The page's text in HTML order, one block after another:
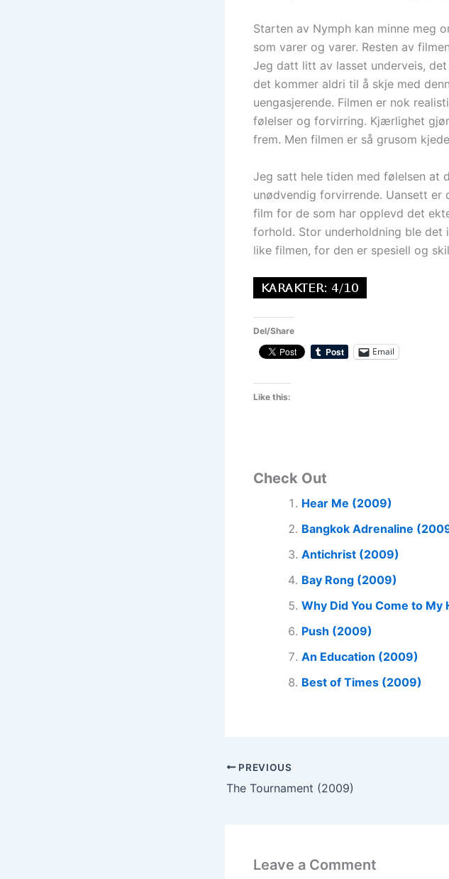
Starten av Nymph kan minne meg
som varer og varer. Resten av
Jeg datt litt av lasset underveis,
det kommer aldri til å skje med
uengasjerende. Filmen er nok
følelser og forvirring. Kjærlighet
frem. Men filmen er så grusom
Jeg satt hele tiden med følelsen at
unødvendig forvirrende. Uansett er
film for de som har opplevd det
forhold. Stor underholdning ble det
like filmen, for den er spesiell og
Del/Share
Email
Like this:
Check Out
Hear Me (2009)
Bangkok Adrenaline
Antichrist (2009)
Bay Rong (2009)
Why Did You Come to My
Push (2009)
An Education (2009)
Best of Times (2009)
PREVIOUS
The Tournament (2009)
Leave a Comment